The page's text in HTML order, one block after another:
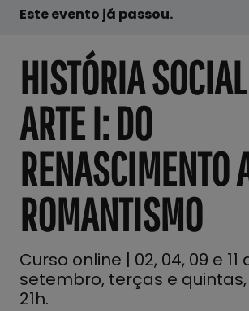
Este evento já passou.
HISTÓRIA
ARTE I: DO
RENASCIMENTO
ROMANTISMO
Curso online | 02, 04, 09 e 11
setembro, terças e quintas,
21h.